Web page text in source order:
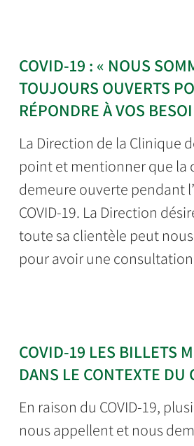
COVID-19 : « NOUS
TOUJOURS OUVERTS
RÉPONDRE À VOS
La Direction de la Clinique
point et mentionner que la
demeure ouverte pendant
COVID-19. La Direction
toute sa clientèle peut
pour avoir une
COVID-19 LES BILLETS
DANS LE CONTEXTE DU
En raison du COVID-19,
nous appellent et nous